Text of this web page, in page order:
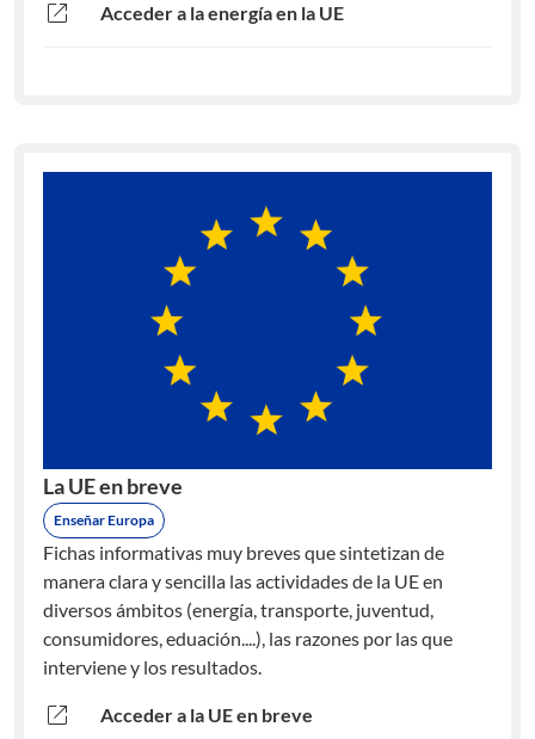
open_in_new Acceder a la energía en la UE
La UE en breve
Enseñar Europa
Fichas informativas muy breves que sintetizan de
manera clara y sencilla las actividades de la UE en
diversos ámbitos (energía, transporte, juventud,
consumidores, eduación....), las razones por las que
interviene y los resultados.
open_in_new Acceder a la UE en breve